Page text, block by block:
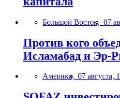
Большой Восток, 07
Против кого
Исламабад и Эр-
Америка, 07 августа,